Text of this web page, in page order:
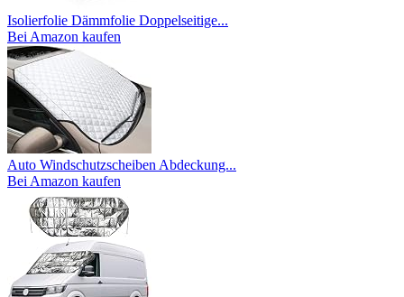
Isolierfolie Dämmfolie Doppelseitige...
Bei Amazon kaufen
Auto Windschutzscheiben Abdeckung...
Bei Amazon kaufen